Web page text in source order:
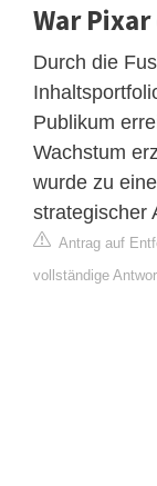
War
Durch die
Publikum
Wachstum
wurde zu
strategischer
Antrag auf
vollständige